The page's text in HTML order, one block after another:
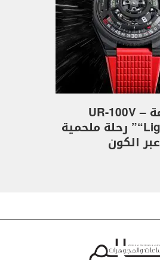
ساعة UR-100V –
“LightSpeed” رحلة ملحمية
عبر الكون